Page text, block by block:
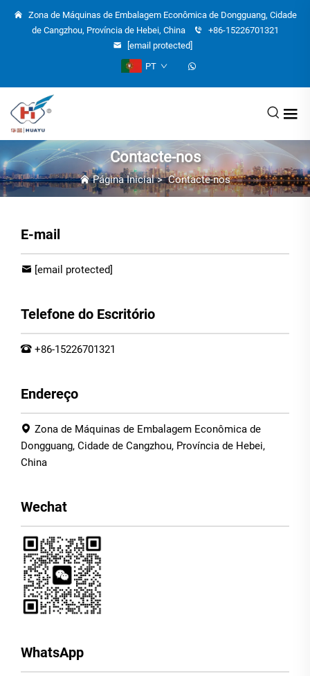
Zona de Máquinas de Embalagem Econômica de Dongguang, Cidade
de Cangzhou, Província de Hebei, China
+86-15226701321
[email protected]
PT
Contacte-nos
Página Inicial>Contacte-nos
E-mail
[email protected]
Telefone do Escritório
+86-15226701321
Endereço
Zona de Máquinas de Embalagem Econômica de
Dongguang, Cidade de Cangzhou, Província de Hebei,
China
Wechat
WhatsApp